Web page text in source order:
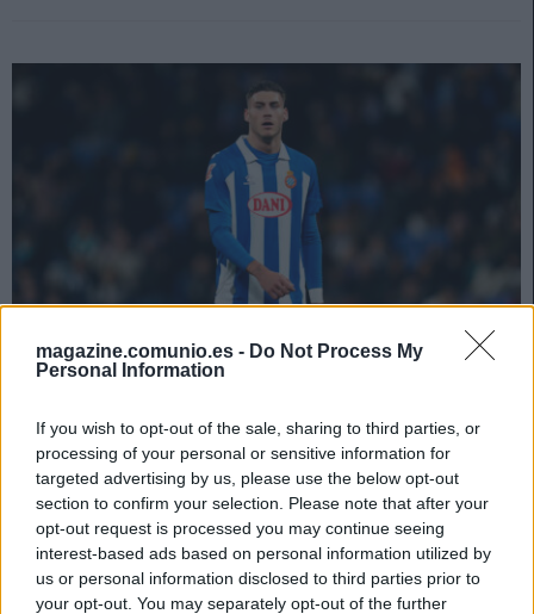
magazine.comunio.es - Do Not Process My
Personal Information
If you wish to opt-out of the sale, sharing to third parties, or
processing of your personal or sensitive information for
targeted advertising by us, please use the below opt-out
section to confirm your selection. Please note that after your
opt-out request is processed you may continue seeing
interest-based ads based on personal information utilized by
us or personal information disclosed to third parties prior to
your opt-out. You may separately opt-out of the further
Mercado de fichajes: Roberto, cerca de seguir en el Espanyol
16. junio 2025 Por Jesus Gallo|
El Espanyol está cerca de asegurarse la continuidad de Roberto
Fernández. Repasamos algunos de los últimos movimientos y rumores
del mercado en este artículo.
Leer más »